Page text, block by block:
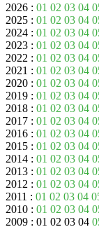
2026 : 01 02 03 04
2025 : 01 02 03 04
2024 : 01 02 03 04
2023 : 01 02 03 04
2022 : 01 02 03 04
2021 : 01 02 03 04
2020 : 01 02 03 04
2019 : 01 02 03 04
2018 : 01 02 03 04
2017 : 01 02 03 04
2016 : 01 02 03 04
2015 : 01 02 03 04
2014 : 01 02 03 04
2013 : 01 02 03 04
2012 : 01 02 03 04
2011 : 01 02 03 04
2010 : 01 02 03 04
2009 : 01 02 03 04